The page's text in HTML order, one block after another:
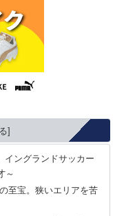
イングランドサッカー
～
至宝。狭いエリアを苦